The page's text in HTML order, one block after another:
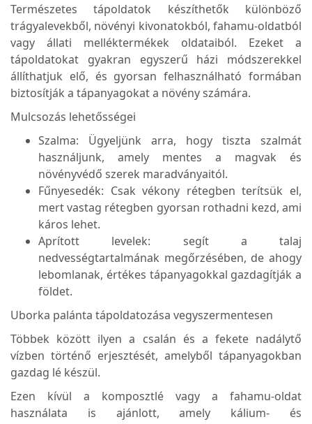
Természetes tápoldatok készíthetők különböző
trágyalevekből, növényi kivonatokból, fahamu-oldatból
vagy állati melléktermékek oldataiból. Ezeket a
tápoldatokat gyakran egyszerű házi módszerekkel
állíthatjuk elő, és gyorsan felhasználható formában
biztosítják a tápanyagokat a növény számára.
Mulcsozás lehetősségei
Szalma: Ügyeljünk arra, hogy tiszta szalmát
használjunk, amely mentes a magvak és
növényvédő szerek maradványaitól.
Fűnyesedék: Csak vékony rétegben terítsük el,
mert vastag rétegben gyorsan rothadni kezd, ami
káros lehet.
Aprított levelek: segít a talaj
nedvességtartalmának megőrzésében, de ahogy
lebomlanak, értékes tápanyagokkal gazdagítják a
földet.
Uborka palánta tápoldatozása vegyszermentesen
Többek között ilyen a csalán és a fekete nadálytő
vízben történő erjesztését, amelyből tápanyagokban
gazdag lé készül.
Ezen kívül a komposztlé vagy a fahamu-oldat
használata is ajánlott, amely kálium- és